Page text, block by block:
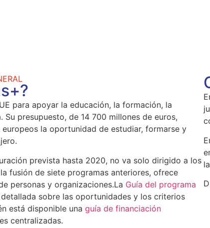
para apoyar la educación, la formación, la
presupuesto, de 14 700 millones de euros,
la oportunidad de estudiar, formarse y
prevista hasta 2020, no va solo dirigido a los
fusión de siete programas anteriores, ofrece
personas y organizaciones.La Guía del programa
sobre las oportunidades y los criterios
está disponible una guía de financiación
centralizadas.
la